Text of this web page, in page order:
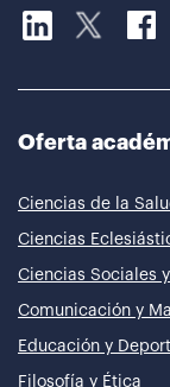
Oferta
Ciencias de la
Ciencias
Ciencias Sociales
Comunicación y
Educación y
Filosofía y Ética